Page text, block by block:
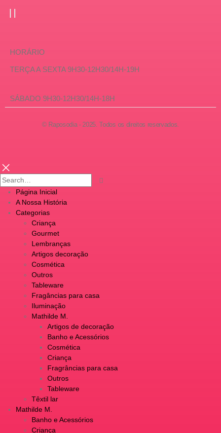
HORÁRIO
TERÇA A SEXTA 9H30-12H30/14H-19H
SÁBADO 9H30-12H30/14H-18H
© Raposodia - 2025. Todos os direitos reservados.
Página Inicial
A Nossa História
Categorias
Criança
Gourmet
Lembranças
Artigos decoração
Cosmética
Outros
Tableware
Fragâncias para casa
Iluminação
Mathilde M.
Artigos de decoração
Banho e Acessórios
Cosmética
Criança
Fragrâncias para casa
Outros
Tableware
Têxtil lar
Mathilde M.
Banho e Acessórios
Criança